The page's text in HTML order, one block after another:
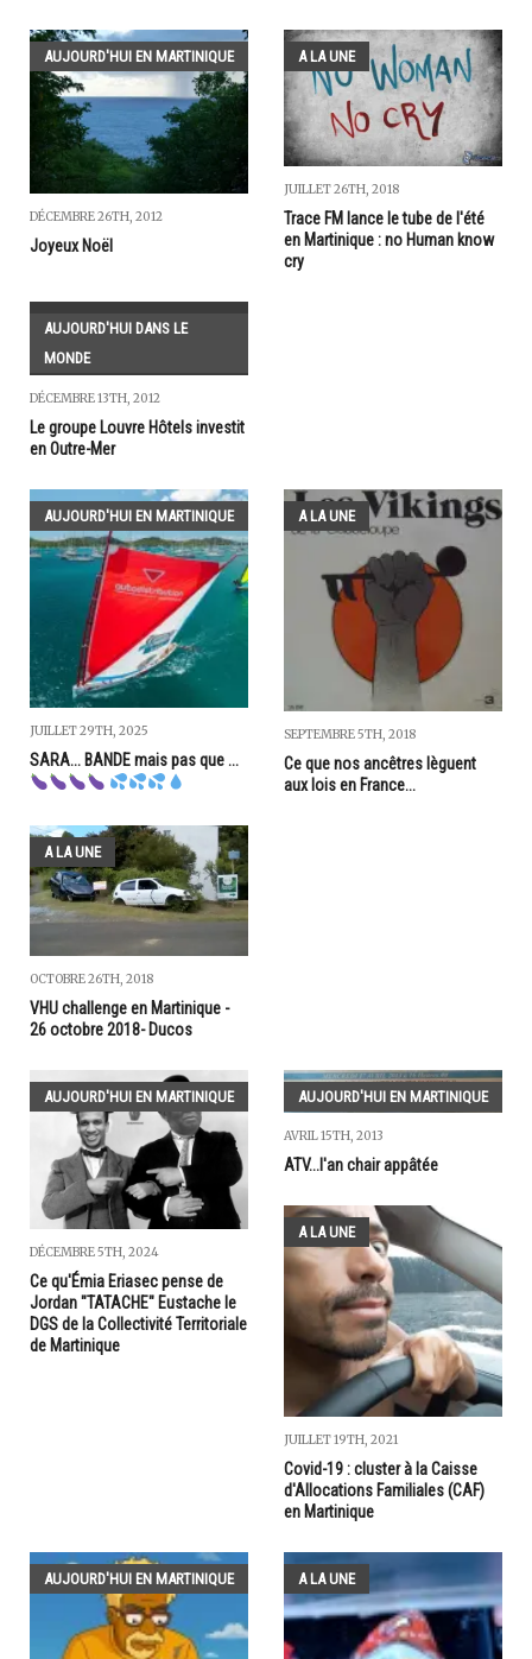
AUJOURD'HUI EN MARTINIQUE
DÉCEMBRE 26TH, 2012
Joyeux Noël
A LA UNE
JUILLET 26TH, 2018
Trace FM lance le tube de l'été
en Martinique : no Human know
cry
AUJOURD'HUI DANS LE
MONDE
DÉCEMBRE 13TH, 2012
Le groupe Louvre Hôtels investit
en Outre-Mer
AUJOURD'HUI EN MARTINIQUE
JUILLET 29TH, 2025
SARA... BANDE mais pas que ...
A LA UNE
SEPTEMBRE 5TH, 2018
Ce que nos ancêtres lèguent
aux lois en France...
A LA UNE
OCTOBRE 26TH, 2018
VHU challenge en Martinique -
26 octobre 2018- Ducos
AUJOURD'HUI EN MARTINIQUE
DÉCEMBRE 5TH, 2024
Ce qu'Émia Eriasec pense de
Jordan "TATACHE" Eustache le
DGS de la Collectivité Territoriale
de Martinique
AUJOURD'HUI EN MARTINIQUE
AVRIL 15TH, 2013
ATV...l'an chair appâtée
A LA UNE
JUILLET 19TH, 2021
Covid-19 : cluster à la Caisse
d'Allocations Familiales (CAF)
en Martinique
AUJOURD'HUI EN MARTINIQUE A LA UNE